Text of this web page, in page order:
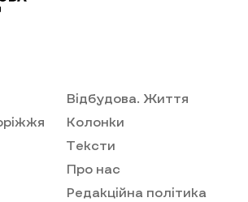
Відбудова. Життя
Колонки
Тексти
Про нас
Редакційна політика